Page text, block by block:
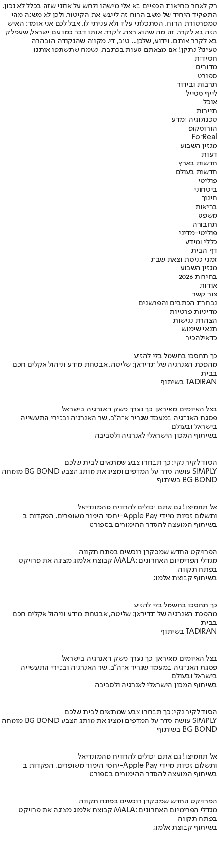
רק לאחר מחיאות הכפיים בא אלי מישהו ולחש על אוזני שזה בכלל לא נכון.
התפקיד היחיד של משב הרוח זה לייבש את הקיטור, ולכן לא משנה מהי
טמפרטורת הרוח. הסתכלתי עליו ולא עניתי לו, אבל לכם אני אומר: האיש
הזה בא לקרר. זה מה שהוא רצה. לקרר. אותו דבר כמו עם ישראל, שעמלק
בא לקרר אותם. וידוע, שלכן... טוב, די. מקווה שהנקודה הובהרה
טעינו? נתקן! אם מצאתם טעות בכתבה, נשמח שתשתפו אותנו
חסידות
מדורים
ספורט
תרבות ובידור
לייף סטייל
אוכל
תיירות
טכנולוגיה ומדע
הורוסקופ
ForReal
מגזין השבוע
דעות
חדשות בארץ
חדשות בעולם
פוליטי
ביטחוני
חינוך
בריאות
משפט
תחבורה
פוליטי-מדיני
כללי ומידע
דף הבית
זמני כניסת וצאת שבת
מגזין השבוע
בחירות 2026
אודות
צור קשר
נבחרת הכתבים והפרשנים
מדיניות פרטיות
הצהרת נגישות
תנאי שימוש
כדאילהכיר
כך תחסכו בחשמל בלי להזיע
מהפכת האנרגיה של תדיראן: שליטה, אבטחת מידע וניהול אקלים חכם
בבית
בשיתוף TADIRAN
בצל האיומים מאיראן: כך נערך משק האנרגיה בישראל
פסגת האנרגיה במעמד שגריר ארה"ב, שר האנרגיה ובכירי התעשייה
בישראל ובעולם
בשיתוף המכון הישראלי לאנרגיה ולסביבה
הסוד לקיר נקי: כך תבחרו צבע שמתאים לבית שלכם
מומחה BG BOND עושה סדר על המדפים ומציג את מותג הצבע SIMPLY
בשיתוף BG BOND
אל תחמיצו! גם אתם יכולים להרוויח מהמונדיאל
יחסי הימור משופרים, הפקדות ב-Apple Pay ותשלום זכיות מיידי
בשיתוף המועצה להסדר ההימורים בספורט
הפרויקט החדש שמסקרן רוכשים בפתח תקווה
קבוצת אלמוג מציגה את פרויקט MALA: מגדלי הפרימיום האחרונים
בפתח תקווה
בשיתוף קבוצת אלמוג
כך תחסכו בחשמל בלי להזיע
מהפכת האנרגיה של תדיראן: שליטה, אבטחת מידע וניהול אקלים חכם
בבית
בשיתוף TADIRAN
בצל האיומים מאיראן: כך נערך משק האנרגיה בישראל
פסגת האנרגיה במעמד שגריר ארה"ב, שר האנרגיה ובכירי התעשייה
בישראל ובעולם
בשיתוף המכון הישראלי לאנרגיה ולסביבה
הסוד לקיר נקי: כך תבחרו צבע שמתאים לבית שלכם
מומחה BG BOND עושה סדר על המדפים ומציג את מותג הצבע SIMPLY
בשיתוף BG BOND
אל תחמיצו! גם אתם יכולים להרוויח מהמונדיאל
יחסי הימור משופרים, הפקדות ב-Apple Pay ותשלום זכיות מיידי
בשיתוף המועצה להסדר ההימורים בספורט
הפרויקט החדש שמסקרן רוכשים בפתח תקווה
קבוצת אלמוג מציגה את פרויקט MALA: מגדלי הפרימיום האחרונים
בפתח תקווה
בשיתוף קבוצת אלמוג